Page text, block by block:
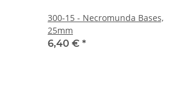
300-15 - Necromunda Bases,
25mm
6,40 € *